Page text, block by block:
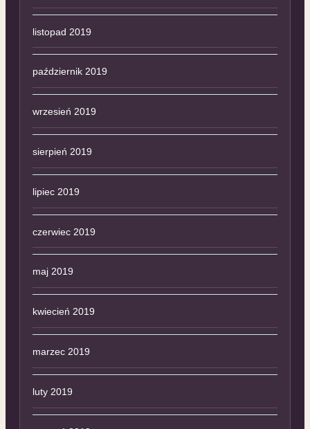
listopad 2019
październik 2019
wrzesień 2019
sierpień 2019
lipiec 2019
czerwiec 2019
maj 2019
kwiecień 2019
marzec 2019
luty 2019